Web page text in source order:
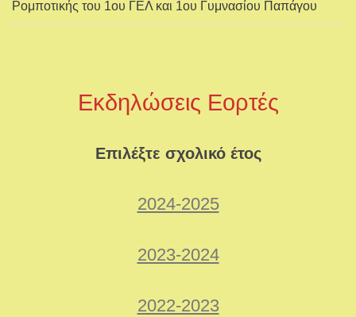
Ρομποτικής του 1ου ΓΕΛ και 1ου Γυμνασίου Παπάγου
Εκδηλώσεις Εορτές
Επιλέξτε σχολικό έτος
2024-2025
2023-2024
2022-2023